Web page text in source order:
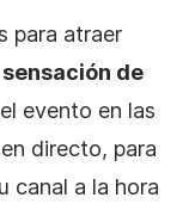
para atraer
sensación de
el evento en las
directo, para
canal a la hora